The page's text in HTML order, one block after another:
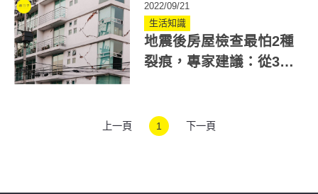
2022/09/21
生活知識
地震後房屋檢查最怕2種
裂痕，專家建議：從3方
上一頁 1 下一頁